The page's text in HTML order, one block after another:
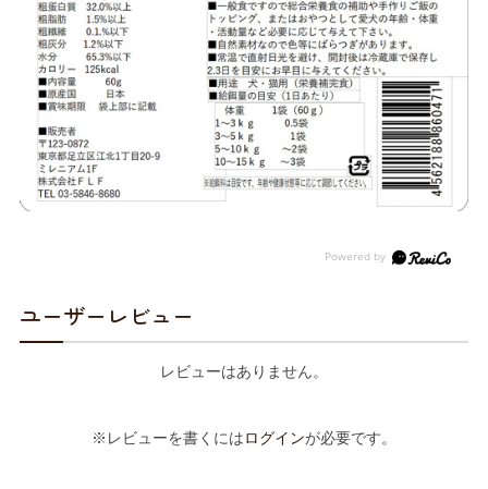
ユーザーレビュー
レビューはありません。
※レビューを書くにはログインが必要です。